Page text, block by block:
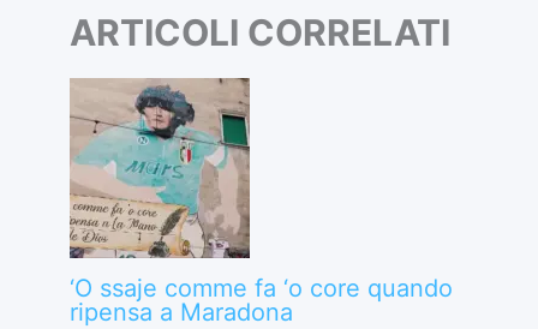
ARTICOLI CORRELATI
‘O ssaje comme fa ‘o core quando
ripensa a Maradona